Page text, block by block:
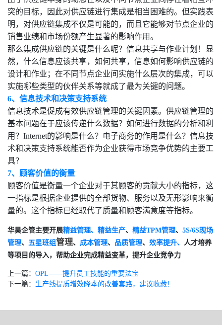
突的目标，因此对供应链进行集成是相当困难的。但实践表
明，对供应链集成不仅是可能的，而且它能够对节点企业的
销售业绩和市场份额产生显著的影响作用。
那么集成供应链的关键是什么呢？信息共享与作业计划！显
然，什么信息应该共享，如何共享，信息如何影响供应链的
设计和作业；在不同节点企业间实施什么层次的集成，可以
实施哪些类型的伙伴关系等就成了最为关键的问题。
6、信息技术和决策支持系统
信息技术是促成有效供应链管理的关键因素。供应链管理的
基本问题在于应该传递什么数据？如何进行数据的分析和利
用？Internet的影响是什么？电子商务的作用是什么？信息技
术和决策支持系统能否作为企业获得市场竞争优势的主要工
具？
7、顾客价值的衡量
顾客价值是衡量一个企业对于其顾客的贡献大小的指标，这
一指标是根据企业提供的全部货物、服务以及无形影响来衡
量的。这个指标已经取代了质量和顾客满意度等指标。
华昊企管主要开展精益管理、 精益生产、 精益TPM管理、 5S/6S现场
管理、 五星班组管理、 成本管理、 品质管理、 效率提升、 人才培养
等项目的导入，帮助企业完成精益变革，提升企业竞争力
上一篇： OPL——提升员工技能的重要法宝
下一篇： 生产线提质增效降本的改善套路，建议收藏！